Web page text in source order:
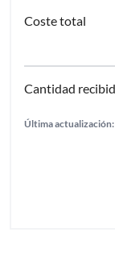
Última actualización: